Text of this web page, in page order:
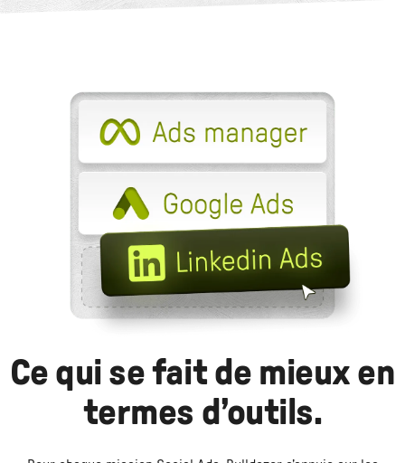
Ce qui se fait de mieux en
termes d’outils.